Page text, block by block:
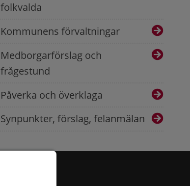
folkvalda
Kommunens förvaltningar
Medborgarförslag och
frågestund
Påverka och överklaga
Synpunkter, förslag, felanmälan